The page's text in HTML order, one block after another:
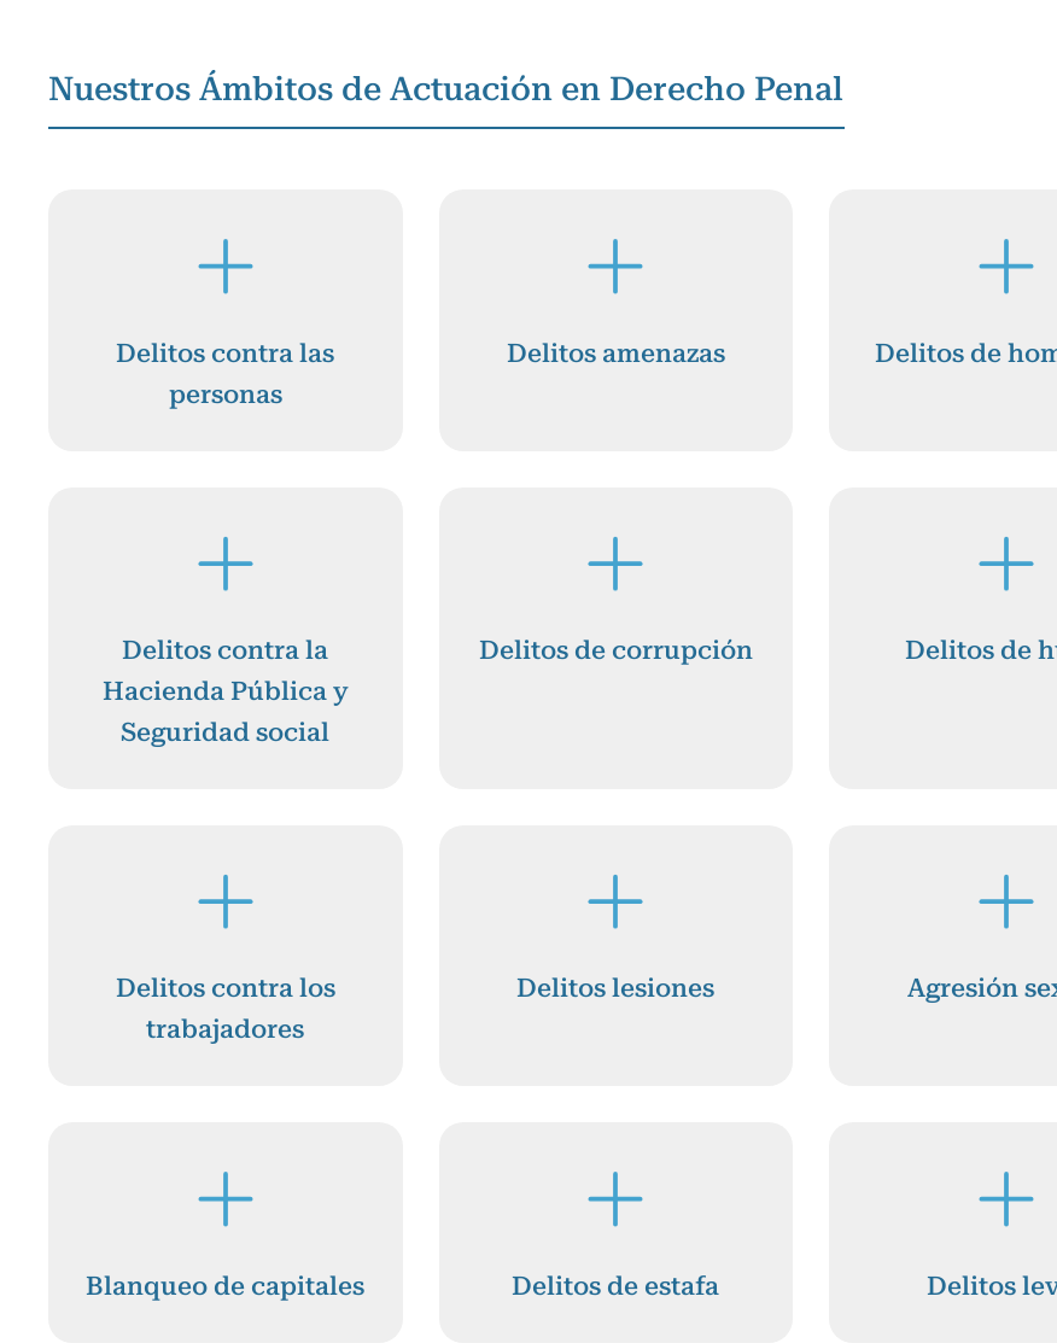
Nuestros Ámbitos de Actuación en Derecho Penal
Delitos contra las
personas
Delitos amenazas Delitos de
Delitos contra la
Hacienda Pública y
Seguridad social
Delitos de corrupción Delitos de
Delitos contra los
trabajadores
Delitos lesiones Agresión
Blanqueo de capitales Delitos de estafa Delitos